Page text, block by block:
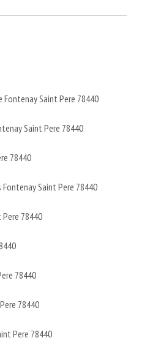
Saint Pere 78440
Saint Pere 78440
78440
Saint Pere 78440
78440
78440
78440
Pere 78440